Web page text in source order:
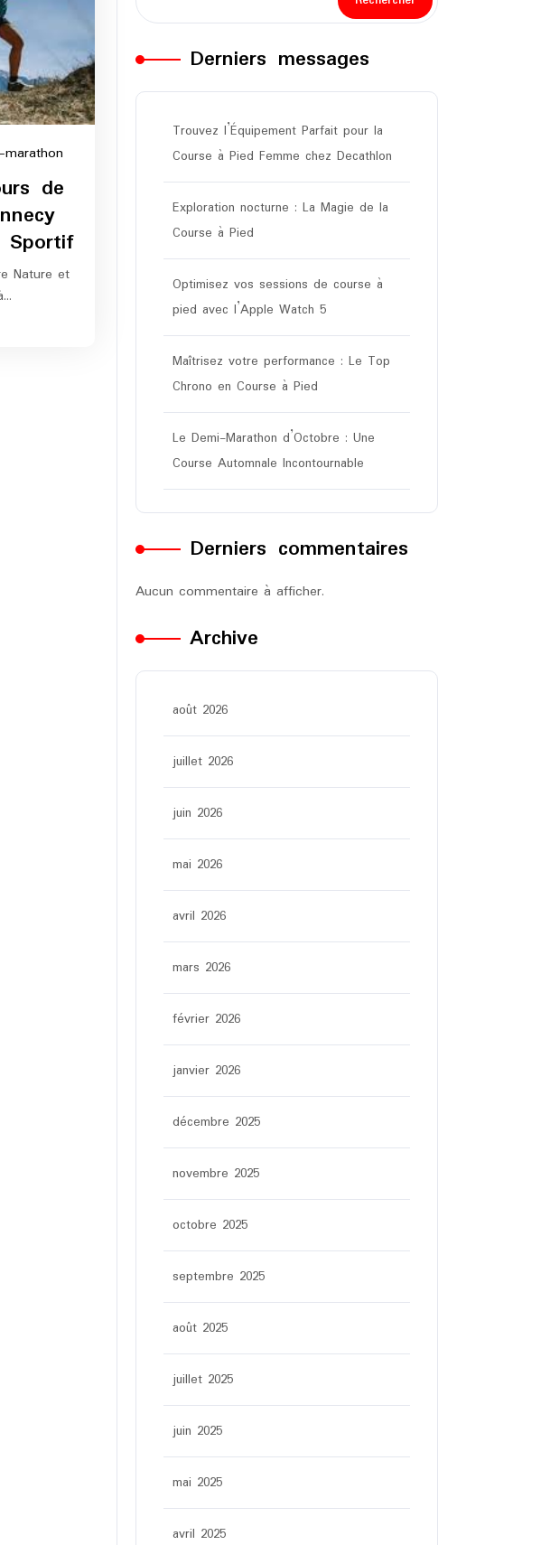
de
Nature et
Derniers messages
Trouvez l’Équipement Parfait pour la
Course à Pied Femme chez Decathlon
Exploration nocturne : La Magie de la
Course à Pied
Optimisez vos sessions de course à
pied avec l’Apple Watch 5
Maîtrisez votre performance : Le Top
Chrono en Course à Pied
Le Demi-Marathon d’Octobre : Une
Course Automnale Incontournable
Derniers commentaires
Aucun commentaire à afficher.
Archive
août 2026
juillet 2026
juin 2026
mai 2026
avril 2026
mars 2026
février 2026
janvier 2026
décembre 2025
novembre 2025
octobre 2025
septembre 2025
août 2025
juillet 2025
juin 2025
mai 2025
avril 2025